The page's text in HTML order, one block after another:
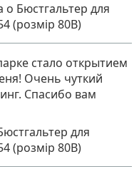
о Бюстгальтер для
(розмір 80В)
стало открытием
Очень чуткий
Спасибо вам
для
(розмір 80В)